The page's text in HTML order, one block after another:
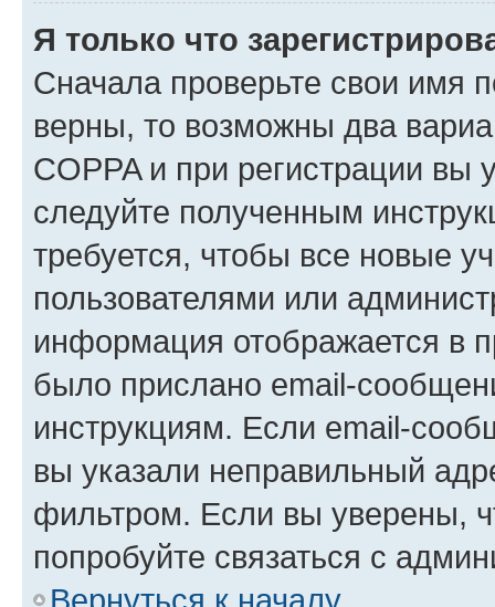
Я только что
Сначала проверьте свои имя
верны, то возможны два
COPPA и при регистрации вы
следуйте полученным
требуется, чтобы все новые
пользователями или
информация отображается в
было прислано email-
инструкциям. Если email-
вы указали неправильный
фильтром. Если вы уверены,
попробуйте связаться с
Вернуться к началу